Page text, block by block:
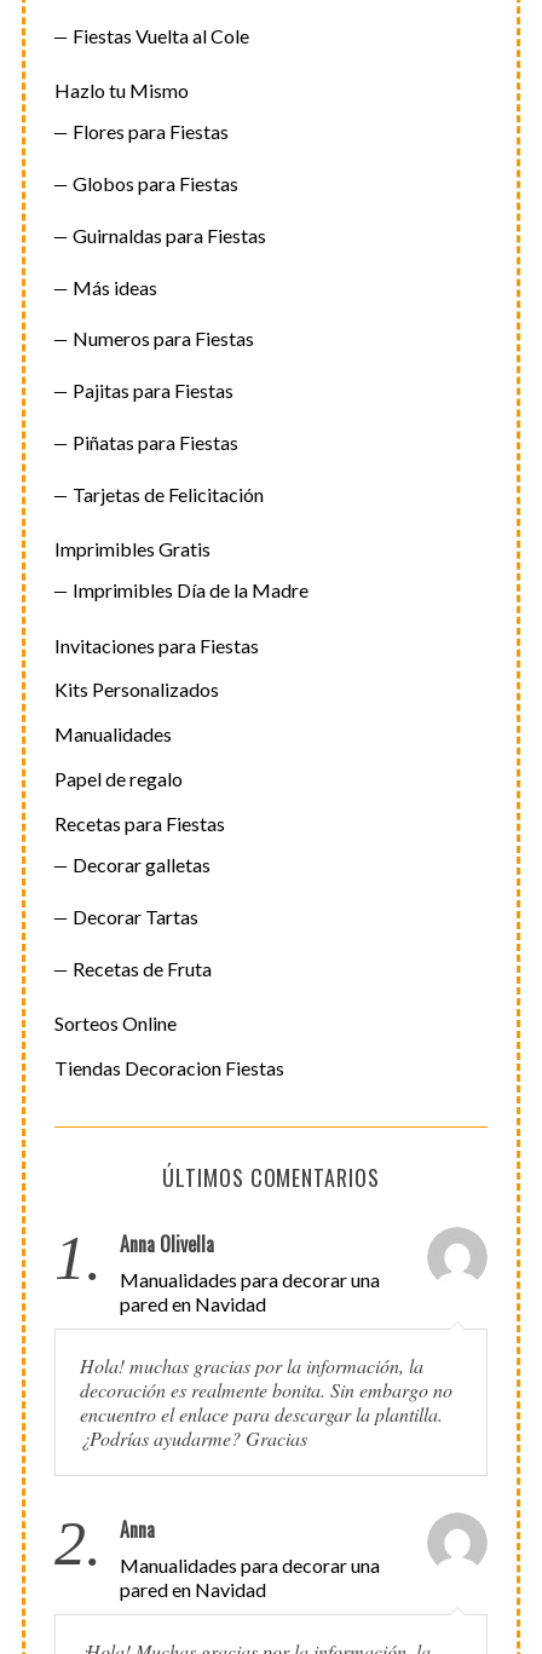
Fiestas Vuelta al Cole
Hazlo tu Mismo
Flores para Fiestas
Globos para Fiestas
Guirnaldas para Fiestas
Más ideas
Numeros para Fiestas
Pajitas para Fiestas
Piñatas para Fiestas
Tarjetas de Felicitación
Imprimibles Gratis
Imprimibles Día de la Madre
Invitaciones para Fiestas
Kits Personalizados
Manualidades
Papel de regalo
Recetas para Fiestas
Decorar galletas
Decorar Tartas
Recetas de Fruta
Sorteos Online
Tiendas Decoracion Fiestas
ÚLTIMOS COMENTARIOS
1. Anna Olivella
Manualidades para decorar una
pared en Navidad
Hola! muchas gracias por la información, la
decoración es realmente bonita. Sin embargo no
encuentro el enlace para descargar la plantilla.
¿Podrías ayudarme? Gracias
2. Anna
Manualidades para decorar una
pared en Navidad